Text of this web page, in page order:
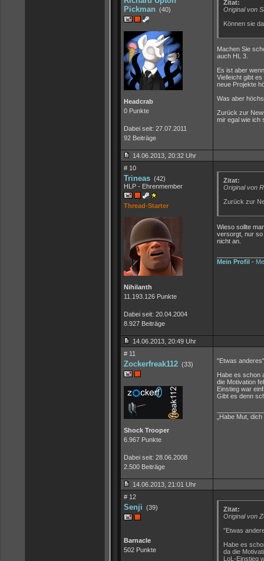
Pickman (40)
Headcrab
0 Punkte
Dabei seit: 27.07.2011
92 Beiträge
Zitat:
Original von
Können sie
Machen Sie
auch HL 3.
Es ist aber
Vielleicht gibt
neue Projekte
Was aber
Zurück zur
mir egal wie ich
14.06.2013, 20:32 Uhr
# 10
Trineas (42)
HLP - Ehrenmember
Thread-Starter
Nihilanth
11.193.126 Punkte
Dabei seit: 20.04.2004
8.927 Beiträge
Zitat:
Original von
Zurück zur
Wieso sollte
versorgt, nur so
nicht an.
Mein Profil -
14.06.2013, 20:49 Uhr
# 11
Zockerfreak112 (33)
Shock Trooper
6.967 Punkte
Dabei seit: 28.06.2008
2.500 Beiträge
"Etwas anderes"
Habe es schon
die Motivation
Einstieg war
Gibt es denn
„Habe Mut,
14.06.2013, 21:01 Uhr
# 12
Senji (39)
Barnacle
502 Punkte
Zitat:
Original von
"Etwas
Habe es
da die
LoL-Einstieg